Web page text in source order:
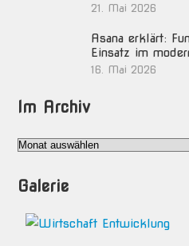
21. Mai 2026
Asana erklärt:
Einsatz im
16. Mai 2026
Im Archiv
Im
Galerie